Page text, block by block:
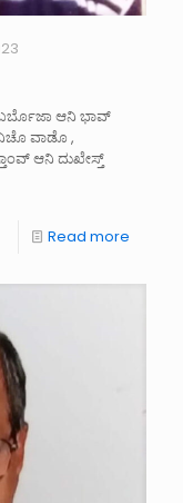
ಆನಿ ಭಾವ್
ವಾಡೊ ,
ಆನಿ ದುಖೇಸ್ತ್
Read more